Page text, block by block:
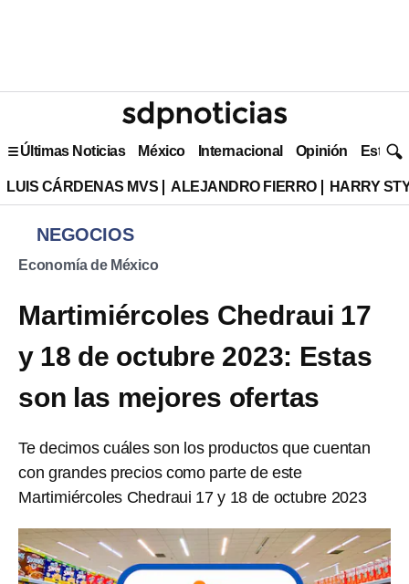
Últimas Noticias México Internacional Opinión Estilo
LUIS CÁRDENAS MVS ALEJANDRO FIERRO HARRY
NEGOCIOS
Economía de México
Martimiércoles Chedraui 17
y 18 de octubre 2023: Estas
son las mejores ofertas
Te decimos cuáles son los productos que cuentan
con grandes precios como parte de este
Martimiércoles Chedraui 17 y 18 de octubre 2023